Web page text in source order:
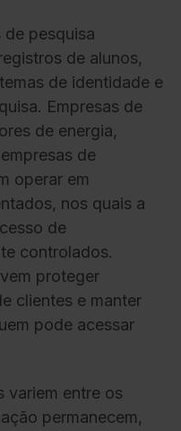
pesquisa
de alunos,
de identidade e
Empresas de
de energia,
de
operar em
nos quais a
de
controlados.
proteger
clientes e manter
pode acessar
variem entre os
permanecem,